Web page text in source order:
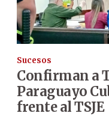
Sucesos
Confirman a
Paraguayo
frente al TSJE